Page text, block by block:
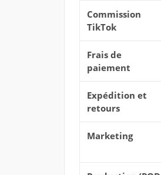
Commission
TikTok
Frais de
paiement
Expédition et
retours
Marketing